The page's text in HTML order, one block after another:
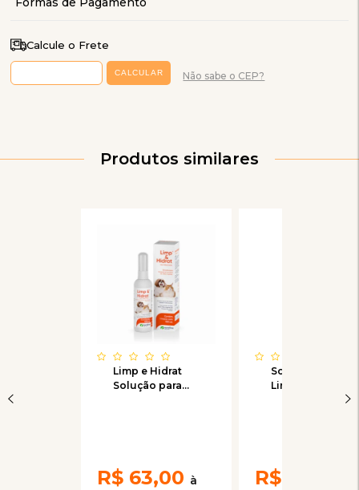
Calcule o Frete
Não sabe o CEP?
Produtos similares
Limp e Hidrat
Solução para
R$ 63,00
Solução de
Limpeza Soft
Care Eye Clean
R$